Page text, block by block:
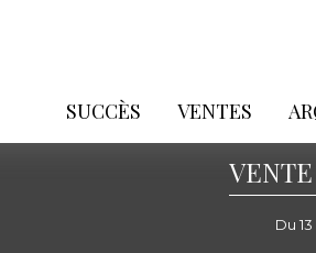
SUCCÈS VENTES
Du